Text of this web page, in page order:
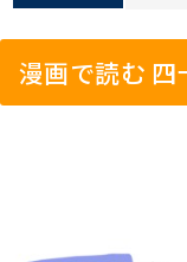
漫画で読む 四